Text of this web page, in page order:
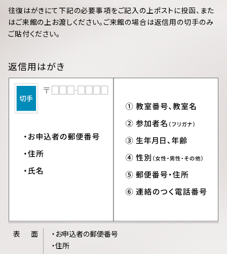
往復はがきにて下記の必要事項をご記入の上ポストに投函、また
はご来館の上お渡しください。ご来館の場合は返信用の切手のみ
ご貼付ください。
返信用はがき
表 面
・お申込者の郵便番号
・住所